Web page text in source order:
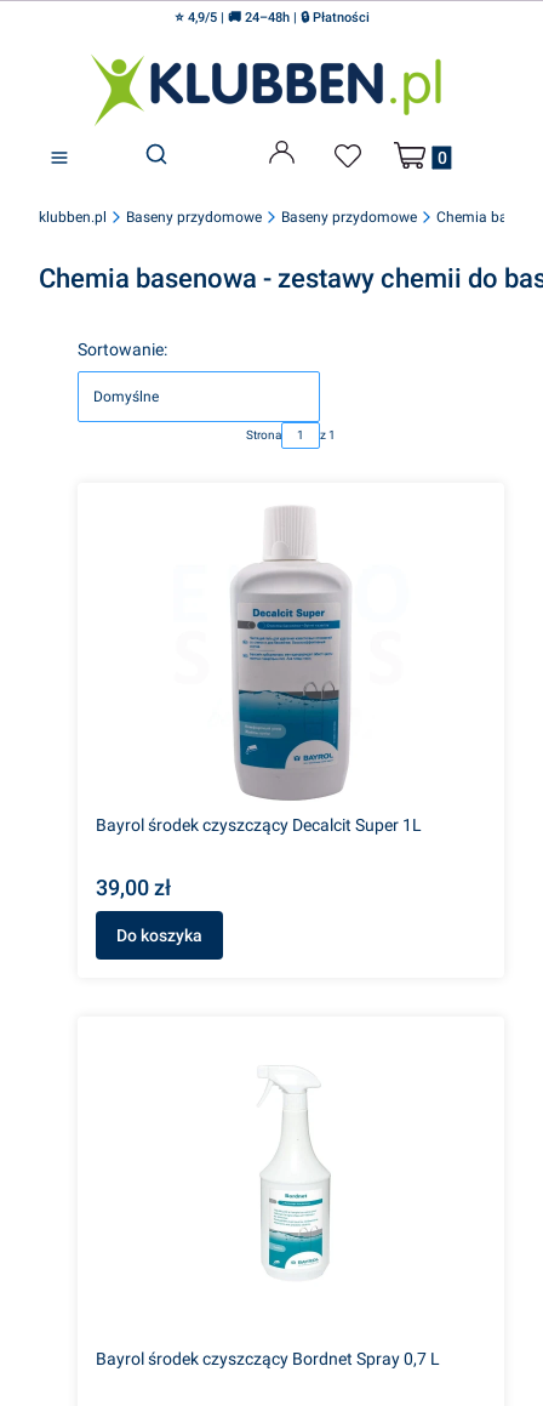
⭐ 4,9/5 | 🚚 24–48h | 🔒 Płatności
Otwórz wyszukiwarkę
Produkty w
klubben.pl Baseny przydomowe Baseny przydomowe Chemia
Chemia basenowa - zestawy chemii do
Lista produktów
Sortowanie:
Domyślne
Strona z 1
Bayrol środek czyszczący Decalcit Super 1L
39,00 zł
Do koszyka
Bayrol środek czyszczący Bordnet Spray 0,7 L